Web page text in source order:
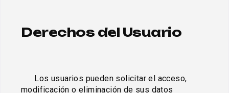
Derechos del Usuario
modificación o eliminación de sus datos